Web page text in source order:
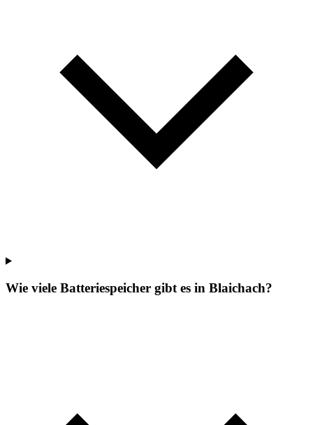
Wie viele Batteriespeicher gibt es in Blaichach?